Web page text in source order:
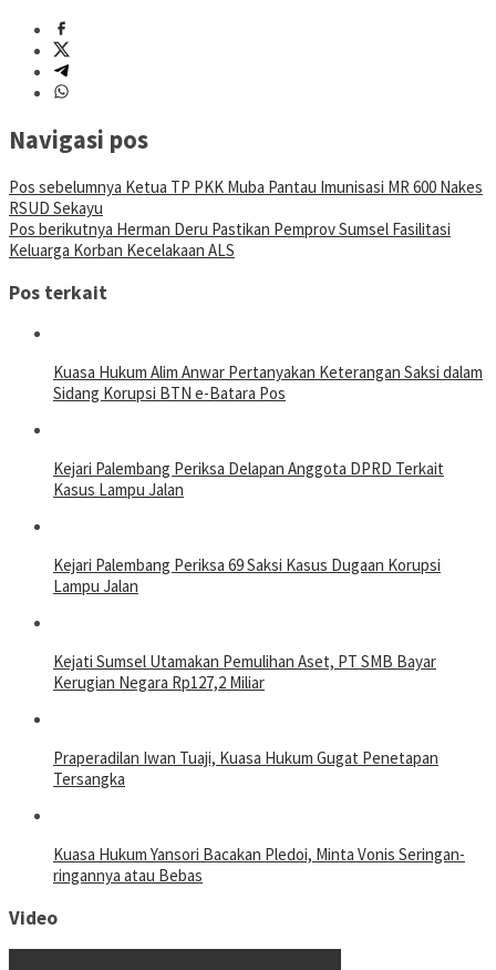
Navigasi pos
Pos sebelumnya Ketua TP PKK Muba Pantau Imunisasi MR 600 Nakes
RSUD Sekayu
Pos berikutnya Herman Deru Pastikan Pemprov Sumsel Fasilitasi
Keluarga Korban Kecelakaan ALS
Pos terkait
Kuasa Hukum Alim Anwar Pertanyakan Keterangan Saksi dalam
Sidang Korupsi BTN e-Batara Pos
Kejari Palembang Periksa Delapan Anggota DPRD Terkait
Kasus Lampu Jalan
Kejari Palembang Periksa 69 Saksi Kasus Dugaan Korupsi
Lampu Jalan
Kejati Sumsel Utamakan Pemulihan Aset, PT SMB Bayar
Kerugian Negara Rp127,2 Miliar
Praperadilan Iwan Tuaji, Kuasa Hukum Gugat Penetapan
Tersangka
Kuasa Hukum Yansori Bacakan Pledoi, Minta Vonis Seringan-
ringannya atau Bebas
Video